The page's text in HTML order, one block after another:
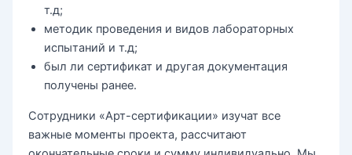
т.д;
методик проведения и видов лабораторных
испытаний и т.д;
был ли сертификат и другая документация
получены ранее.
Сотрудники «Арт-сертификации» изучат все
важные моменты проекта, рассчитают